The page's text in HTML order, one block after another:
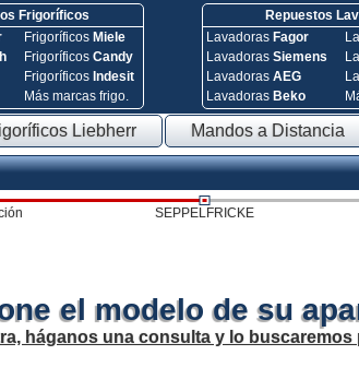
Frigoríficos
Frigoríficos Miele
FrigoríficosCandy
Frigoríficos Indesit
Más marcas frigo.
Repuestos
Lavadoras Fagor
Lavadoras Siemens
Lavadoras AEG
Lavadoras Beko
Liebherr Mandos a Distancia
SEPPELFRICKE
el modelo de su
háganos una consulta y lo buscaremos